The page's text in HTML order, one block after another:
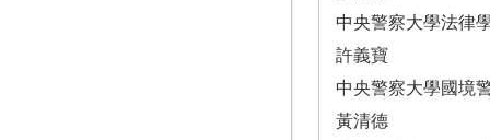
中央警察大學法律
許義寶
中央警察大學國境
黃清德